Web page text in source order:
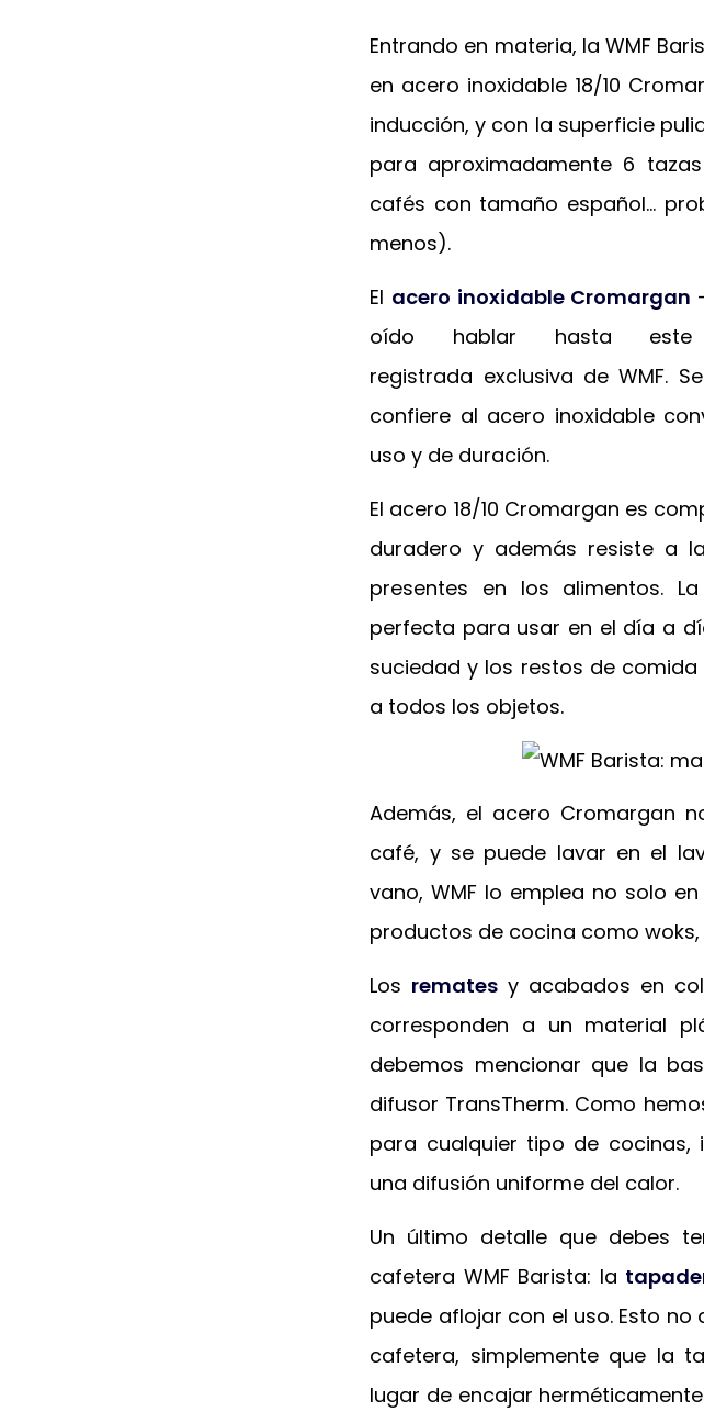
Entrando en materia, la WMF
en acero inoxidable 18/10
inducción, y con la superficie
para aproximadamente 6
cafés con tamaño español…
menos).
El acero inoxidable Cromargan
oído hablar hasta
registrada exclusiva de WMF.
confiere al acero inoxidable
uso y de duración.
El acero 18/10 Cromargan es
duradero y además resiste a
presentes en los alimentos.
perfecta para usar en el día a
suciedad y los restos de
a todos los objetos.
Además, el acero Cromargan
café, y se puede lavar en el
vano, WMF lo emplea no solo
productos de cocina como
Los remates y acabados en
corresponden a un material
debemos mencionar que la
difusor TransTherm. Como
para cualquier tipo de cocinas,
una difusión uniforme del calor.
Un último detalle que debes
cafetera WMF Barista: la
puede aflojar con el uso. Esto
cafetera, simplemente que la
lugar de encajar